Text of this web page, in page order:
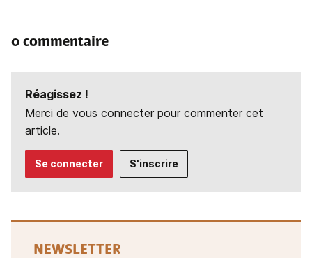
0 commentaire
Réagissez !
Merci de vous connecter pour commenter cet
article.
Se connecter S'inscrire
NEWSLETTER